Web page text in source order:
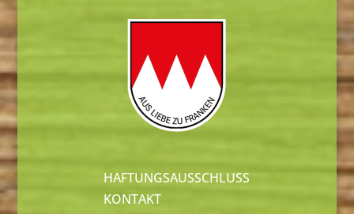
HAFTUNGSAUSSCHLUSS
KONTAKT